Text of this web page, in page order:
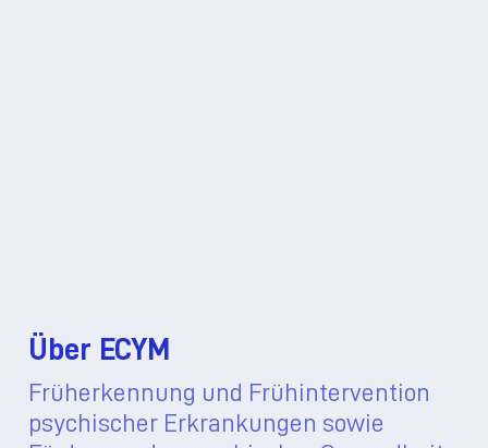
Über ECYM
Früherkennung und Frühintervention
psychischer Erkrankungen sowie